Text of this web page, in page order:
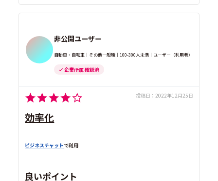
非公開ユーザー
自動車・自転車｜その他一般職｜100-300人未満｜ユーザー（利用者）
企業所属 確認済
投稿日： 2022年12月25日
効率化
ビジネスチャットで利用
良いポイント